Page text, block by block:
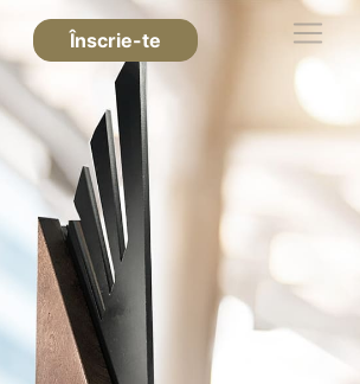
Înscrie-te